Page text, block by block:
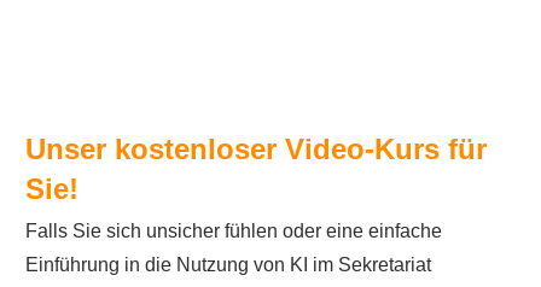
Unser kostenloser Video-Kurs für
Sie!
Falls Sie sich unsicher fühlen oder eine einfache
Einführung in die Nutzung von KI im Sekretariat